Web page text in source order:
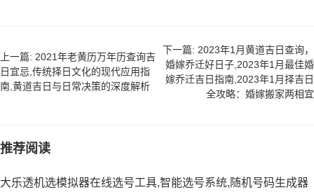
上一篇: 2021年老黄历万年历查询吉
日宜忌,传统择日文化的现代应用指
南,黄道吉日与日常决策的深度解析
下一篇: 2023年1月黄道吉日查询，
婚嫁乔迁好日子,2023年1月最佳婚
嫁乔迁吉日指南,2023年1月择吉日
全攻略：婚嫁搬家两相宜
推荐阅读
大乐透机选模拟器在线选号工具,智能选号系统,随机号码生成器